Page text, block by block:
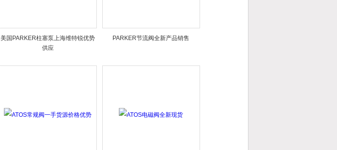
美国PARKER柱塞泵上海维特锐优势
供应
PARKER节流阀全新产品销售